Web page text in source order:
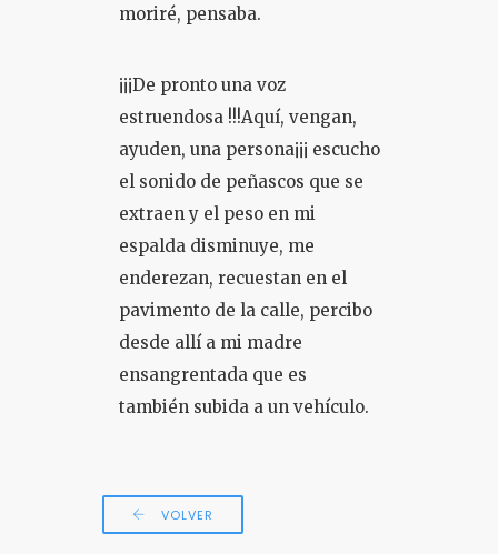
moriré, pensaba.
¡¡¡De pronto una voz
estruendosa !!!Aquí, vengan,
ayuden, una persona¡¡¡ escucho
el sonido de peñascos que se
extraen y el peso en mi
espalda disminuye, me
enderezan, recuestan en el
pavimento de la calle, percibo
desde allí a mi madre
ensangrentada que es
también subida a un vehículo.
VOLVER